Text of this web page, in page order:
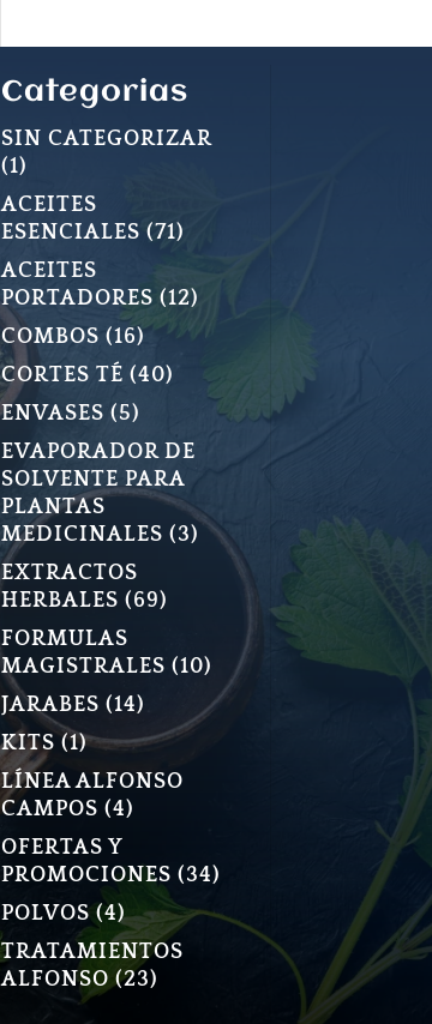
Categorias
SIN CATEGORIZAR
11
PRODUCTO
ACEITES
ESENCIALES
7171
ACEITES
PORTADORES
1212
COMBOS 1616
PRODUCTOS
CORTES TÉ 4040
PRODUCTOS
ENVASES 55
PRODUCTOS
EVAPORADOR DE
SOLVENTE PARA
PLANTAS
MEDICINALES
33
PRODUCTOS
EXTRACTOS
HERBALES
6969
PRODUCTOS
FORMULAS
MAGISTRALES
1010
PRODUCTOS
JARABES 1414
PRODUCTOS
KITS 11
PRODUCTO
LÍNEA ALFONSO
CAMPOS
44
OFERTAS Y
PROMOCIONES
3434
POLVOS 44
PRODUCTOS
TRATAMIENTOS
ALFONSO
2323